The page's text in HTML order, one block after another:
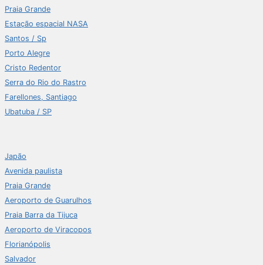
Praia Grande
Estação espacial NASA
Santos / Sp
Porto Alegre
Cristo Redentor
Serra do Rio do Rastro
Farellones, Santiago
Ubatuba / SP
Japão
Avenida paulista
Praia Grande
Aeroporto de Guarulhos
Praia Barra da Tijuca
Aeroporto de Viracopos
Florianópolis
Salvador